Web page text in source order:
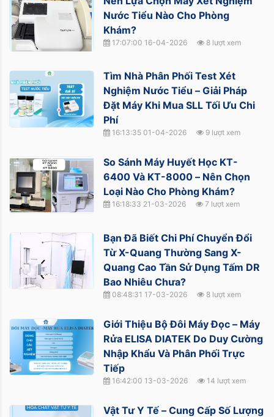
Nước Tiểu Nào Cho Phòng
Khám?
17:07:00 16-04-2026 8 lượt xem
Tìm Nhà Phân Phối Test Xét
Nghiệm Nước Tiểu – Giải Pháp
Đặt Máy Khi Mua SLL Tối Ưu Chi
Phí
16:13:35 01-04-2026 9 lượt xem
So Sánh Máy Huyết Học KT-
6400 Và KT-8000 – Nên Chọn
Loại Nào Cho Phòng Khám?
16:18:33 21-03-2026 7 lượt xem
Bạn Đã Biết Chi Phí Chuyển Đổi
Từ X-Quang Thường Sang X-
Quang Cao Tần Sử Dụng Tấm DR
Bao Nhiêu Chưa?
08:48:31 17-03-2026 8 lượt xem
Giới Thiệu Bộ Đôi Máy Đọc – Máy
Rửa ELISA DIATEK Do Duy Cường
Nhập Khẩu Và Phân Phối Trực
Tiếp
16:42:00 13-03-2026 14 lượt xem
Vật Tư Y Tế – Cung Cấp Số Lượng